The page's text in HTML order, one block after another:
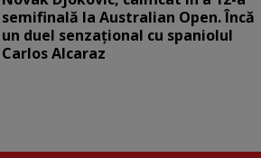
semifinală la Australian Open. Încă
un duel senzațional cu spaniolul
Carlos Alcaraz